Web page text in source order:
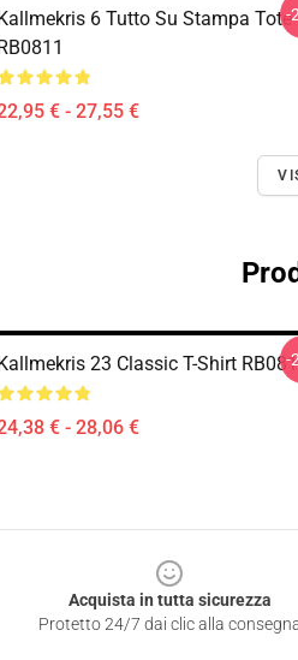
6 Tutto Su Stampa Tote
€ - 27,55 €
-
23 Classic T-Shirt
€ - 28,06 €
-
Acquista in tutta sicurezza
Protetto 24/7 dai clic alla